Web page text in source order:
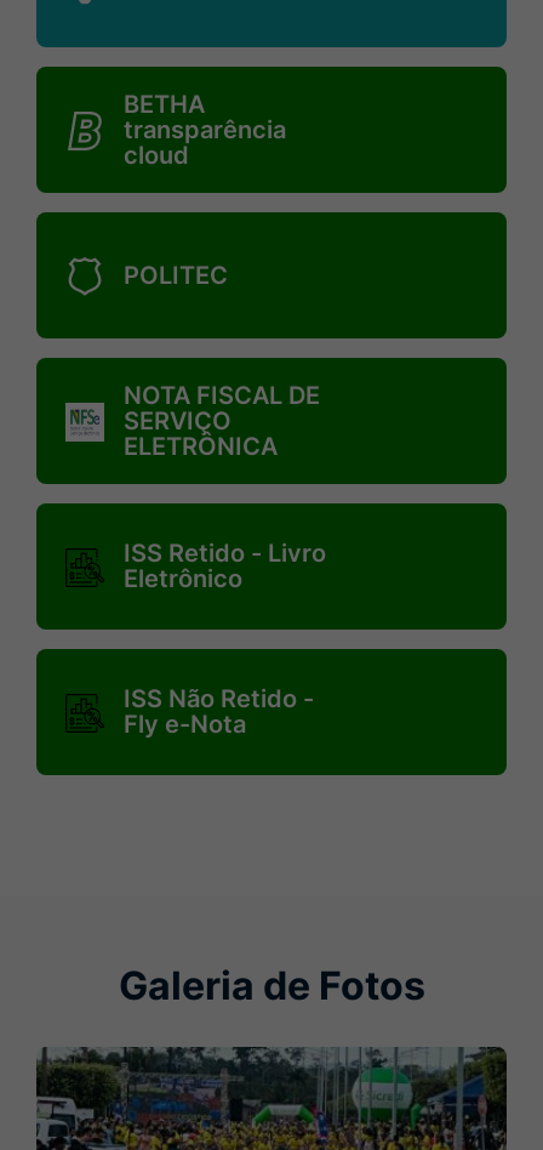
MaskBetha-
transparencia-
cloud
BETHA
transparência
cloud
MaskPolitec
POLITEC
MaskNota-
fiscal-
de-
servico-
eletronica
NOTA FISCAL DE
SERVIÇO
ELETRÔNICA
MaskIss-
retido-
-
livro-
eletronico
ISS Retido - Livro
Eletrônico
MaskIss-
nao-
retido-
-
ISS Não Retido -
Fly e-Nota
Seção Galeria de Fotos
Galeria de Fotos